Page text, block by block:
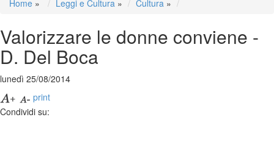
Home » Leggi e Cultura » Cultura »
Valorizzare le donne conviene -
D. Del Boca
lunedì 25/08/2014
print
Condividi su: